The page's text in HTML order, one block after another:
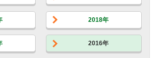
2018年
2016年